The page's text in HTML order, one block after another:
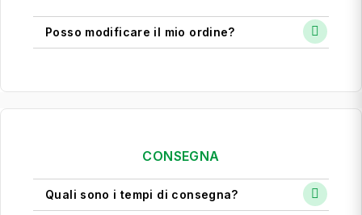
Posso modificare il mio ordine?
CONSEGNA
Quali sono i tempi di consegna?